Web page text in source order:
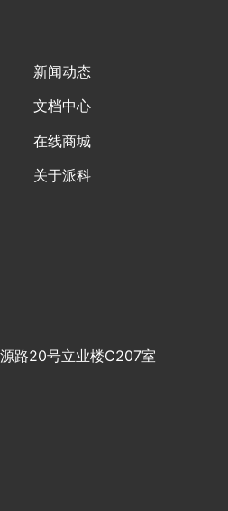
新闻动态
文档中心
在线商城
关于派科
路20号立业楼C207室